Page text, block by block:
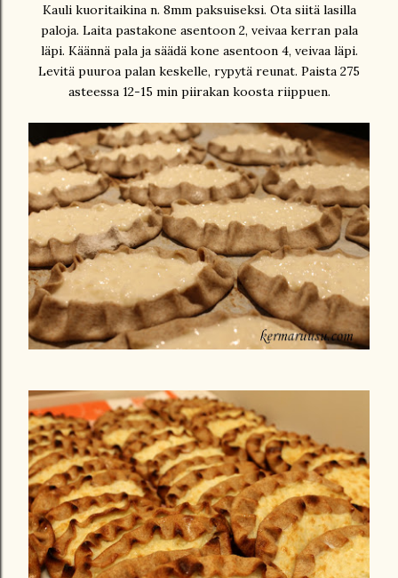
Kauli kuoritaikina n. 8mm paksuiseksi. Ota siitä lasilla
paloja. Laita pastakone asentoon 2, veivaa kerran pala
läpi. Käännä pala ja säädä kone asentoon 4, veivaa läpi.
Levitä puuroa palan keskelle, rypytä reunat. Paista 275
asteessa 12-15 min piirakan koosta riippuen.